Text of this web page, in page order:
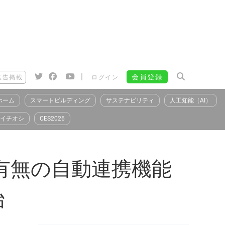
告掲載 | ログイン 会員登録
ーム スマートビルディング サステナビリティ 人工知能（AI）
イチオシ CES2026
無の自動連携機能